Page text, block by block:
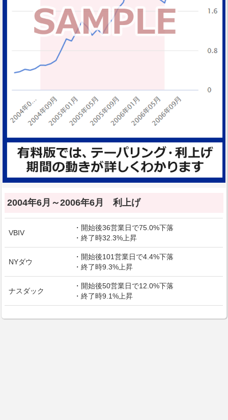
2004年6月～2006年6月 利上げ
VBIV
・開始後36営業日で75.0%下落
・終了時32.3%上昇
NYダウ
・開始後101営業日で4.4%下落
・終了時9.3%上昇
ナスダック
・開始後50営業日で12.0%下落
・終了時9.1%上昇